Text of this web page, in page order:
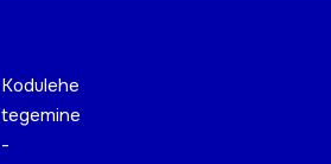
Kodulehe
tegemine
-